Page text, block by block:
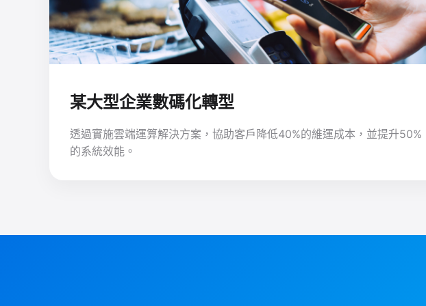
某大型企業數碼化轉型
透過實施雲端運算解決方案，協助客戶降低40%的維運成本，並提升50%
的系統效能。